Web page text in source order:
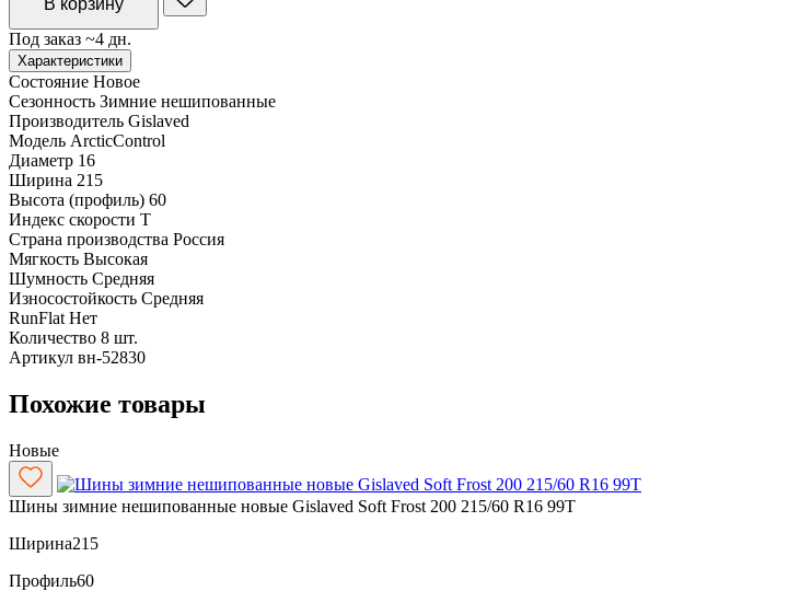
Под заказ ~4 дн.
Характеристики
Состояние Новое
Сезонность Зимние нешипованные
Производитель Gislaved
Модель ArcticControl
Диаметр 16
Ширина 215
Высота (профиль) 60
Индекс скорости T
Страна производства Россия
Мягкость Высокая
Шумность Средняя
Износостойкость Средняя
RunFlat Нет
Количество 8 шт.
Артикул вн-52830
Похожие товары
Новые
Шины зимние нешипованные новые Gislaved Soft Frost 200 215/60 R16 99T
Ширина215
Профиль60